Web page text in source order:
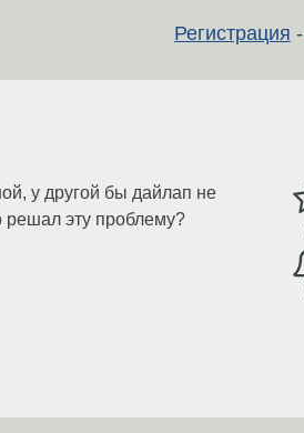
Регистрация -
у другой бы дайлап не
решал эту проблему?